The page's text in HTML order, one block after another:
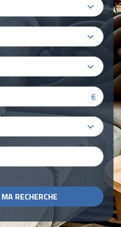
€
RECHERCHE